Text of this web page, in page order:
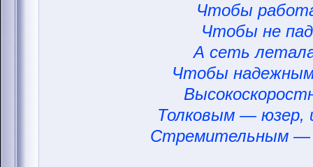
Чтобы
Чтобы не
А сеть
Чтобы
Толковым —
Стремительным —